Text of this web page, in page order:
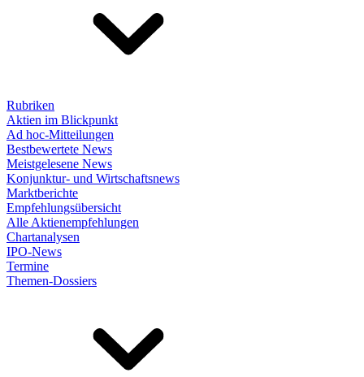
Rubriken
Aktien im Blickpunkt
Ad hoc-Mitteilungen
Bestbewertete News
Meistgelesene News
Konjunktur- und Wirtschaftsnews
Marktberichte
Empfehlungsübersicht
Alle Aktienempfehlungen
Chartanalysen
IPO-News
Termine
Themen-Dossiers